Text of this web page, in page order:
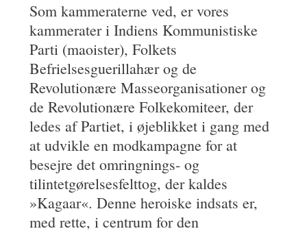
Som kammeraterne ved, er vores
kammerater i Indiens Kommunistiske
Parti (maoister), Folkets
Befrielsesguerillahær og de
Revolutionære Masseorganisationer og
de Revolutionære Folkekomiteer, der
ledes af Partiet, i øjeblikket i gang med
at udvikle en modkampagne for at
besejre det omringnings- og
tilintetgørelsesfelttog, der kaldes
»Kagaar«. Denne heroiske indsats er,
med rette, i centrum for den